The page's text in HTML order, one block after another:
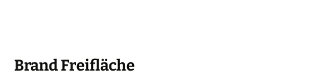
Brand Freifläche